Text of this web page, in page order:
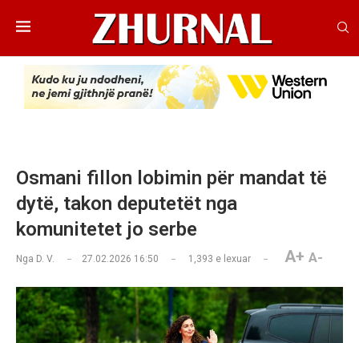
Osmani fillon lobimin për mandat të
dytë, takon deputetët nga
komunitetet jo serbe
Nga D. V. 27.02.2026 16:50 1,393 e lexuar A+ A-